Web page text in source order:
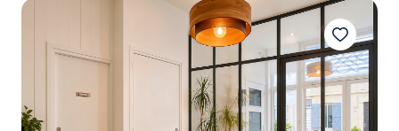
ALERTE
CONTACTEZ